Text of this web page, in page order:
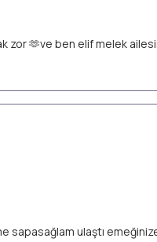
zor 🫶ve ben elif melek
sapasağlam ulaştı